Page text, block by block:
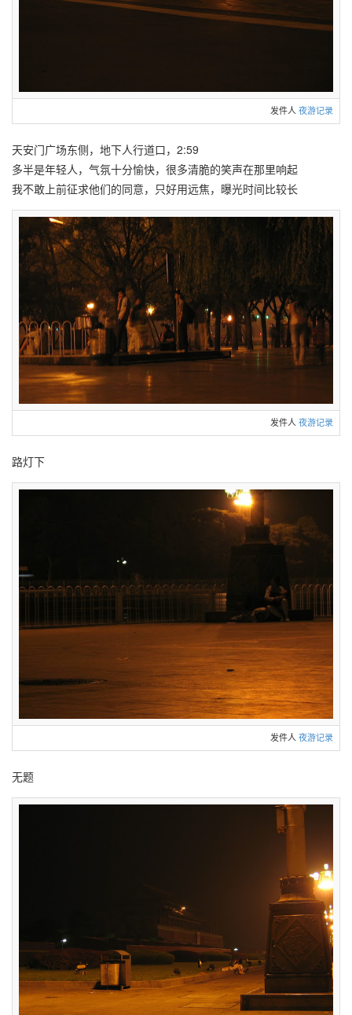
发件人 夜游记录
天安门广场东侧，地下人行道口，2:59
多半是年轻人，气氛十分愉快，很多清脆的笑声在那里响起
我不敢上前征求他们的同意，只好用远焦，曝光时间比较长
发件人 夜游记录
路灯下
发件人 夜游记录
无题